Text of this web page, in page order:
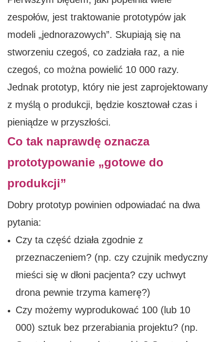
zespołów, jest traktowanie prototypów jak
modeli „jednorazowych”. Skupiają się na
stworzeniu czegoś, co zadziała raz, a nie
czegoś, co można powielić 10 000 razy.
Jednak prototyp, który nie jest zaprojektowany
z myślą o produkcji, będzie kosztował czas i
pieniądze w przyszłości.
Co tak naprawdę oznacza
prototypowanie „gotowe do
produkcji”
Dobry prototyp powinien odpowiadać na dwa
pytania:
Czy ta część działa zgodnie z
przeznaczeniem? (np. czy czujnik medyczny
mieści się w dłoni pacjenta? czy uchwyt
drona pewnie trzyma kamerę?)
Czy możemy wyprodukować 100 (lub 10
000) sztuk bez przerabiania projektu? (np.